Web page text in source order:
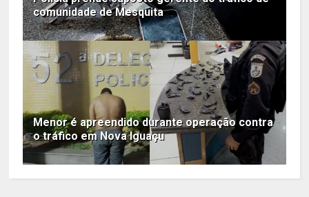
comunidade de Mesquita
Menor é apreendido durante operação contra
o tráfico em Nova Iguaçu